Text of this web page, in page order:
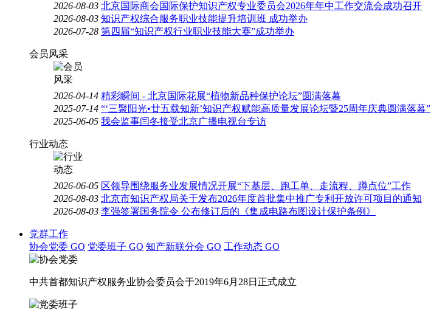
2026-08-03 北京国际商会国际保护知识产权专业委员会2026年年中工作交流会成功召开
2026-08-03 知识产权综合服务职业技能提升培训班 成功举办
2026-07-28 第四届“知识产权行业职业技能大赛”成功举办
会员风采
2026-04-14 精彩瞬间 - 北京国际花展“植物新品种保护论坛”圆满落幕
2025-07-14 “‘三聚阳光•廿五载知新’知识产权赋能高质量发展论坛暨25周年庆典圆满落幕”
2025-06-05 我会监事闫冬接受北京广播电视台专访
行业动态
2026-06-05 区领导围绕服务业发展情况开展“下基层、跑工单、走流程、蹲点位”工作
2026-08-03 北京市知识产权局关于发布2026年度首批集中推广专利开放许可项目的通知
2026-08-03 李强签署国务院令 公布修订后的《集成电路布图设计保护条例》
党群工作
协会党委 GO 党委班子 GO 知产新联分会 GO 工作动态 GO
中共首都知识产权服务业协会委员会于2019年6月28日正式成立